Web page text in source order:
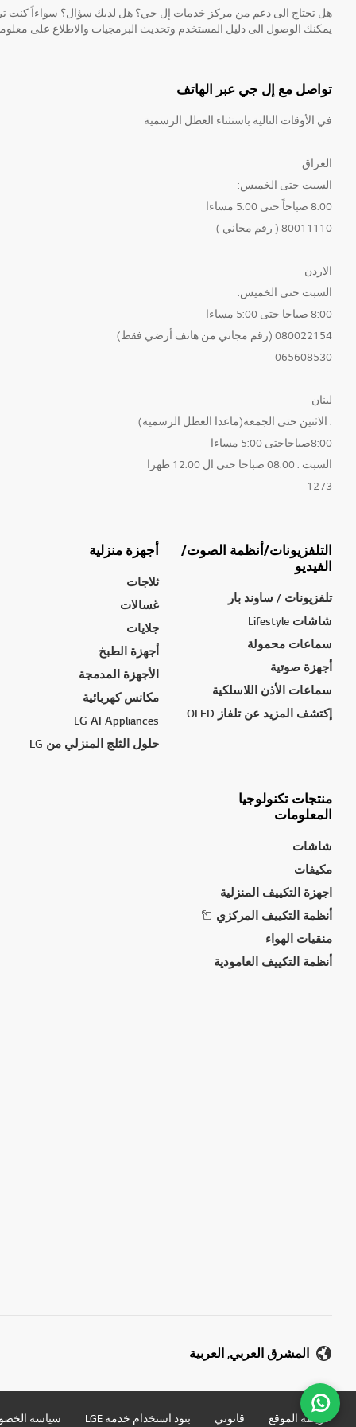
هل تحتاج الى دعم من مركز خدمات إل جي؟ هل لديك سؤال؟ سواءاً كنت
يمكنك الوصول الى دليل المستخدم وتحديث البرمجيات والاطلاع على
تواصل مع إل جي عبر الهاتف
في الأوقات التالية باستثناء العطل الرسمية
العراق
السبت حتى الخميس:
8:00 صباحاً حتى 5:00 مساءا
80011110 ( رقم مجاني )
الاردن
السبت حتى الخميس:
8:00 صباحا حتى 5:00 مساءا
080022154 (رقم مجاني من هاتف أرضي فقط)
065608530
لبنان
: الاثنين حتى الجمعة(ماعدا العطل الرسمية)
8:00صباحاحتى 5:00 مساءا
السبت : 08:00 صباحا حتى ال 12:00 ظهرا
1273
التلفزيونات/أنظمة الصوت/
الفيديو
تلفزيونات / ساوند بار
شاشات Lifestyle
سماعات محمولة
أجهزة صوتية
سماعات الأذن اللاسلكية
إكتشف المزيد عن تلفاز OLED
أجهزة منزلية
ثلاجات
غسالات
جلايات
أجهزة الطبخ
الأجهزة المدمجة
مكانس كهربائية
LG AI Appliances
حلول الثلج المنزلي من LG
منتجات تكنولوجيا
المعلومات
شاشات
مكيفات
اجهزة التكييف المنزلية
أنظمة التكييف المركزي
منقيات الهواء
أنظمة التكييف العامودية
المشرق العربي, العربية
خريطة الموقع قانوني بنود استخدام خدمة LGE سياسة